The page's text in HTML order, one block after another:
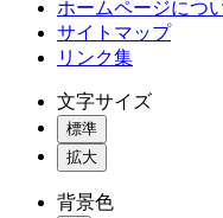
ホームページにつ
サイトマップ
リンク集
文字サイズ
標準
拡大
背景色